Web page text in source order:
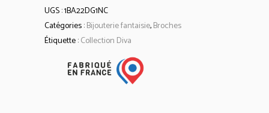
UGS :1BA22DG1NC
Catégories :Bijouterie fantaisie,Broches
Étiquette :Collection Diva